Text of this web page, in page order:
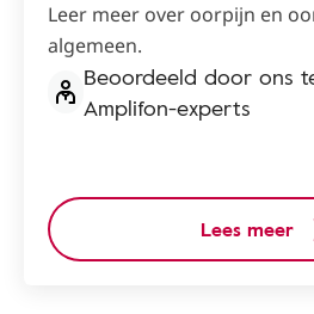
Leer meer over oorpijn en
algemeen.
Beoordeeld door ons
Amplifon-experts
Lees meer